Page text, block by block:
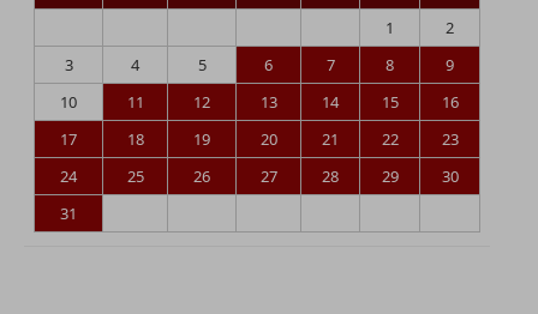
1
2
3
4 5 6 7 8
9
10
11 12 13 14 15
16
17
18 19 20 21 22
23
24
25 26 27 28 29
30
31